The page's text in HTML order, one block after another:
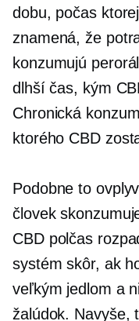
dobu, počas
znamená, že
konzumujú
dlhší čas, kým
Chronická
ktorého CBD
Podobne to
človek
CBD polčas
systém skôr, ak
veľkým jedlom a
žalúdok. Navyše,